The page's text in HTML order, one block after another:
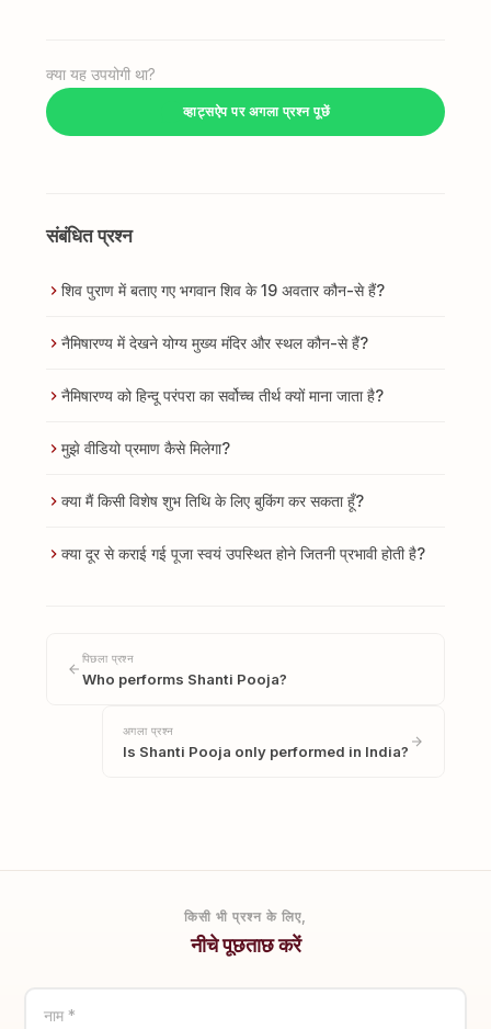
क्या यह उपयोगी था?
व्हाट्सऐप पर अगला प्रश्न पूछें
संबंधित प्रश्न
शिव पुराण में बताए गए भगवान शिव के 19 अवतार कौन-से हैं?
नैमिषारण्य में देखने योग्य मुख्य मंदिर और स्थल कौन-से हैं?
नैमिषारण्य को हिन्दू परंपरा का सर्वोच्च तीर्थ क्यों माना जाता है?
मुझे वीडियो प्रमाण कैसे मिलेगा?
क्या मैं किसी विशेष शुभ तिथि के लिए बुकिंग कर सकता हूँ?
क्या दूर से कराई गई पूजा स्वयं उपस्थित होने जितनी प्रभावी होती है?
पिछला प्रश्न
Who performs Shanti Pooja?
अगला प्रश्न
Is Shanti Pooja only performed in India?
किसी भी प्रश्न के लिए,
नीचे पूछताछ करें
नाम *